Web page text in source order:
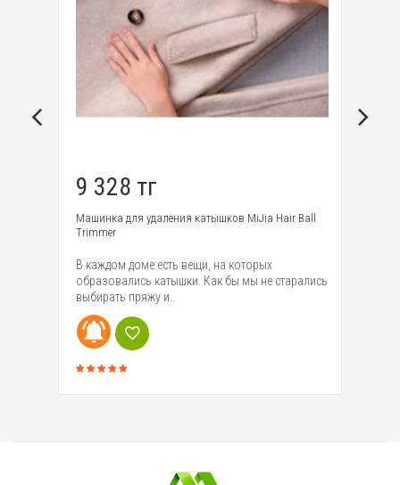
9 328 тг
Машинка для удаления катышков MiJia Hair Ball
Trimmer
В каждом доме есть вещи, на которых
образовались катышки. Как бы мы не старались
выбирать пряжу и..